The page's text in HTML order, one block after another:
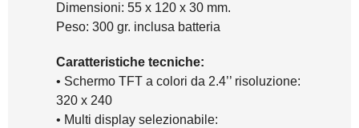
Dimensioni: 55 x 120 x 30 mm.
Peso: 300 gr. inclusa batteria
Caratteristiche tecniche:
• Schermo TFT a colori da 2.4’’ risoluzione:
320 x 240
• Multi display selezionabile: